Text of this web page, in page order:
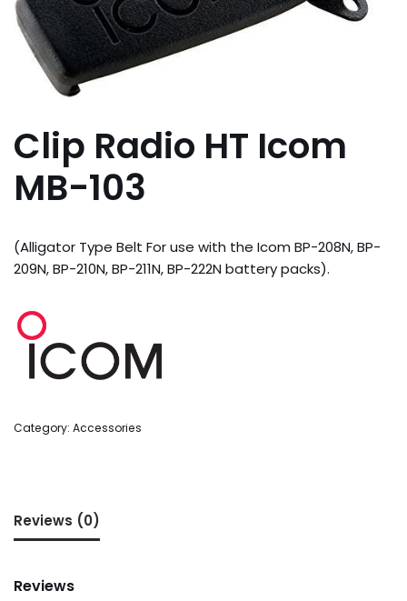
Clip Radio HT Icom
MB-103
(Alligator Type Belt For use with the Icom BP-208N, BP-
209N, BP-210N, BP-211N, BP-222N battery packs).
Category: Accessories
Reviews (0)
Reviews